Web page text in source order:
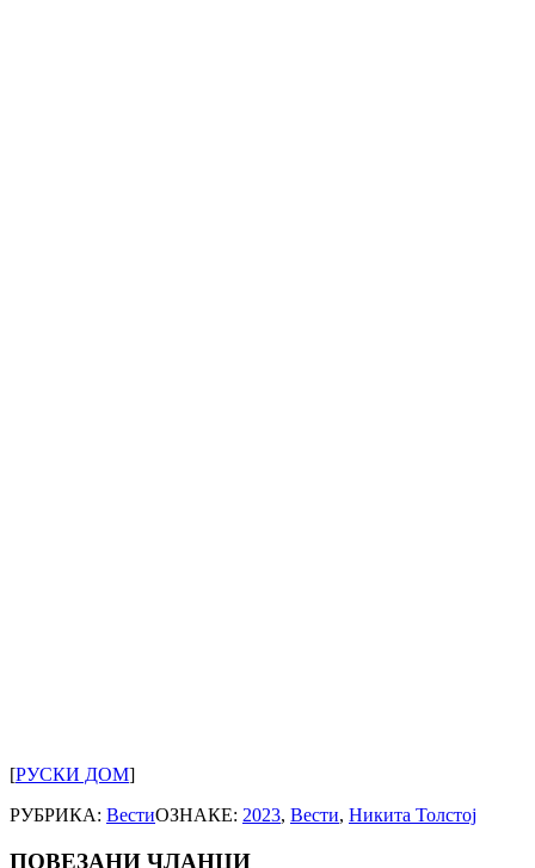
[РУСКИ ДОМ]
РУБРИКА: ВестиОЗНАКЕ: 2023, Вести, Никита Толстој
ПОВЕЗАНИ ЧЛАНЦИ